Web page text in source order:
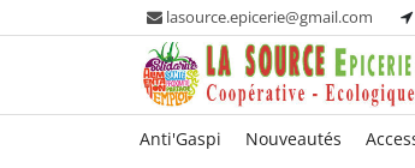
to
lasource.epicerie@gmail.com
La Source –
Ou tous les adhérents sont
participent à la maintenance de
Anti'Gaspi Nouveautés